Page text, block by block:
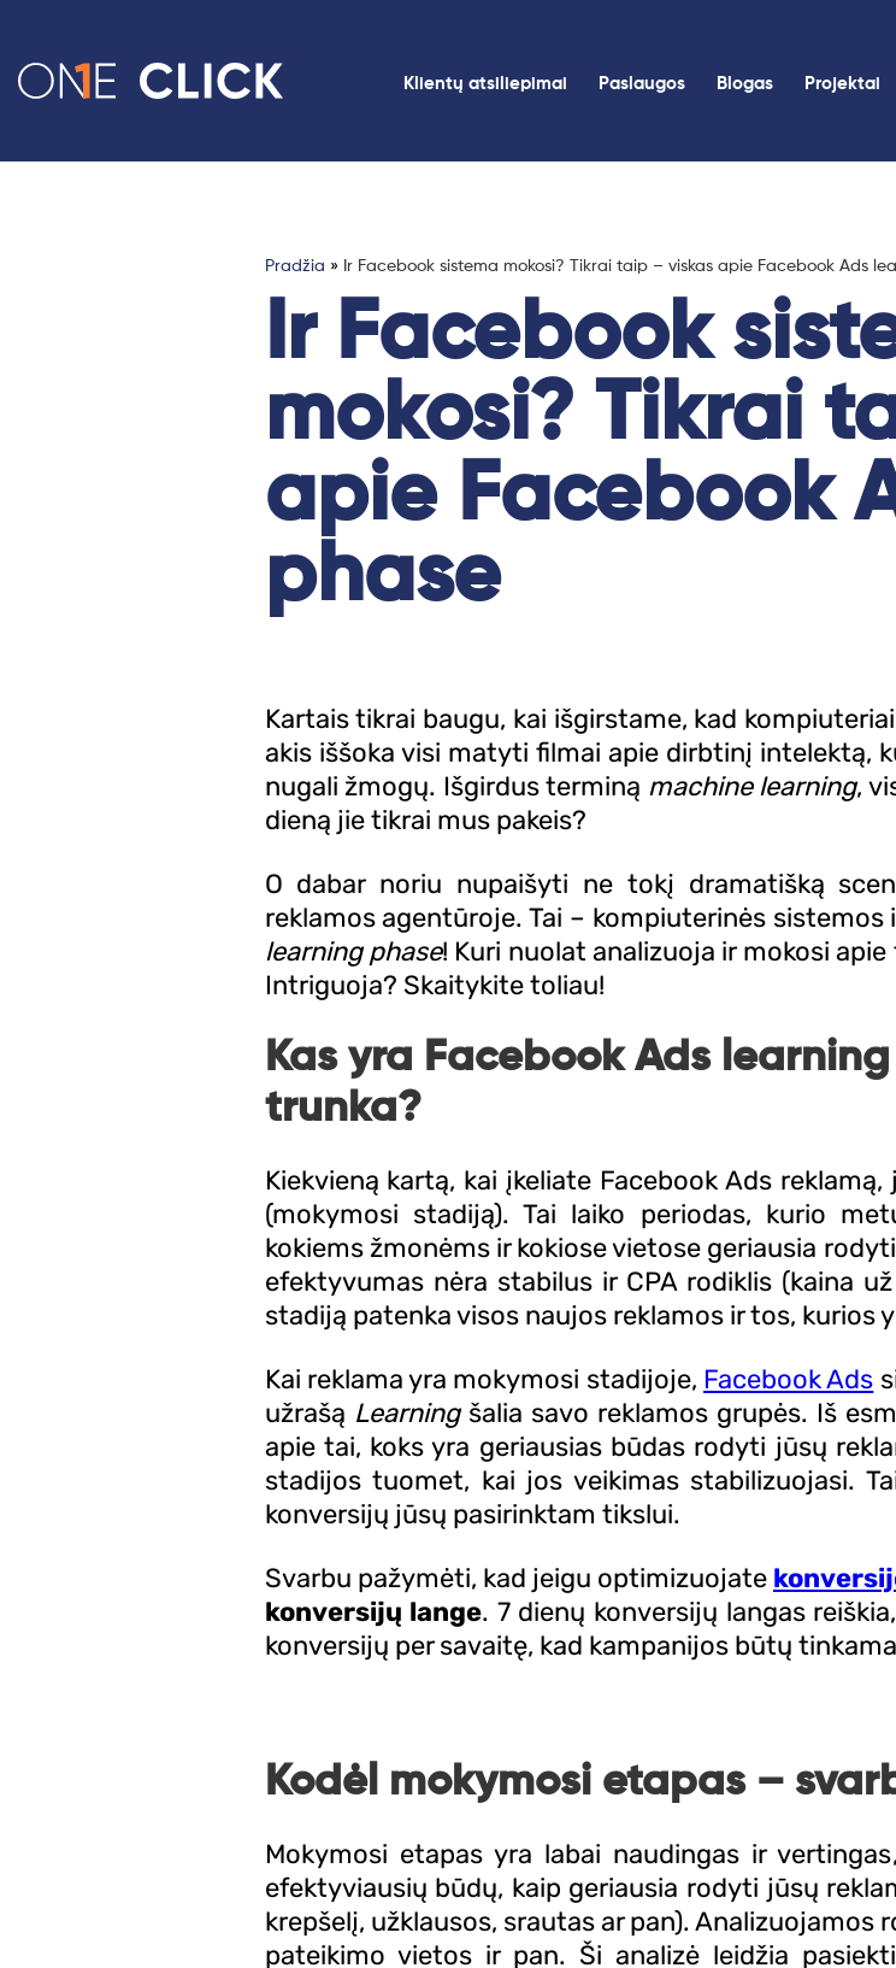
Klientų atsiliepimai Paslaugos Blogas Projektai
Pradžia » Ir Facebook sistema mokosi? Tikrai taip – viskas apie Facebook Ads
Ir Facebook
mokosi? Tikrai
apie Facebook
phase
Kartais tikrai baugu, kai išgirstame, kad
akis iššoka visi matyti filmai apie dirbtinį intelektą,
nugali žmogų. Išgirdus terminą machine learning,
dieną jie tikrai mus pakeis?
O dabar noriu nupaišyti ne tokį dramatišką
reklamos agentūroje. Tai – kompiuterinės sistemos
learning phase! Kuri nuolat analizuoja ir mokosi
Intriguoja? Skaitykite toliau!
Kas yra Facebook Ads
trunka?
Kiekvieną kartą, kai įkeliate Facebook Ads
(mokymosi stadiją). Tai laiko periodas, kurio
kokiems žmonėms ir kokiose vietose geriausia
efektyvumas nėra stabilus ir CPA rodiklis (kaina
stadiją patenka visos naujos reklamos ir tos, kurios
Kai reklama yra mokymosi stadijoje, Facebook Ads
užrašą Learningšalia savo reklamos grupės. Iš
apie tai, koks yra geriausias būdas rodyti jūsų
stadijos tuomet, kai jos veikimas stabilizuojasi.
konversijų jūsų pasirinktam tikslui.
Svarbu pažymėti, kad jeigu optimizuojate
konversijų lange. 7 dienų konversijų langas
konversijų per savaitę, kad kampanijos būtų
Kodėl mokymosi etapas –
Mokymosi etapas yra labai naudingas ir
efektyviausių būdų, kaip geriausia rodyti jūsų
krepšelį, užklausos, srautas ar pan).
pateikimo vietos ir pan. Ši analizė leidžia